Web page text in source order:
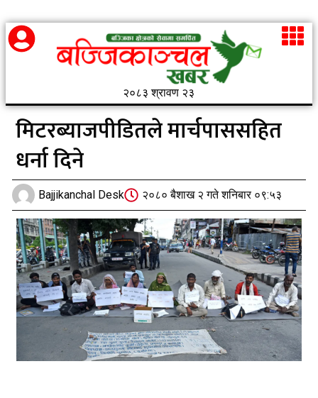
२०८३ श्रावण २३
मिटरब्याजपीडितले मार्चपाससहित
धर्ना दिने
Bajjikanchal Desk २०८० बैशाख २ गते शनिबार ०९:५३